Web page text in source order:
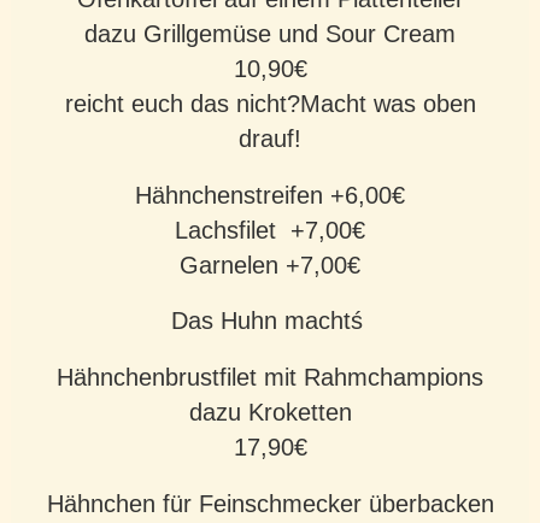
dazu Grillgemüse und Sour Cream
10,90€
reicht euch das nicht?Macht was oben
drauf!
Hähnchenstreifen +6,00€
Lachsfilet +7,00€
Garnelen +7,00€
Das Huhn machtś
Hähnchenbrustfilet mit Rahmchampions
dazu Kroketten
17,90€
Hähnchen für Feinschmecker überbacken